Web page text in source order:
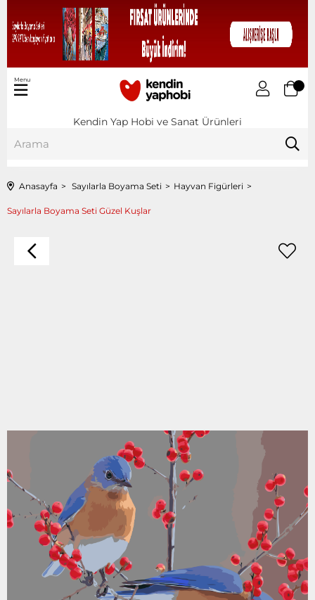
Kendin Yap Hobi ve Sanat Ürünleri
Menu
Anasayfa Sayılarla Boyama Seti Hayvan Figürleri
Sayılarla Boyama Seti Güzel Kuşlar